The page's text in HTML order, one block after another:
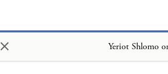
× Yeriot Shlomo